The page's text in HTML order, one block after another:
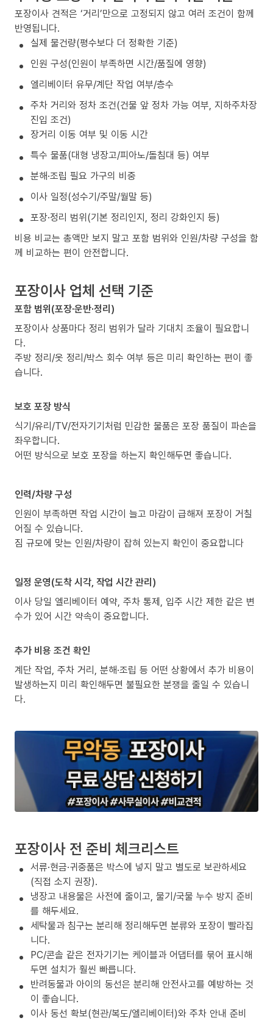
포장이사 견적은 ‘거리’만으로 고정되지 않고 여러 조건이 함께
반영됩니다.
실제 물건량(평수보다 더 정확한 기준)
인원 구성(인원이 부족하면 시간/품질에 영향)
엘리베이터 유무/계단 작업 여부/층수
주차 거리와 정차 조건(건물 앞 정차 가능 여부, 지하주차장
진입 조건)
장거리 이동 여부 및 이동 시간
특수 물품(대형 냉장고/피아노/돌침대 등) 여부
분해·조립 필요 가구의 비중
이사 일정(성수기/주말/월말 등)
포장·정리 범위(기본 정리인지, 정리 강화인지 등)
비용 비교는 총액만 보지 말고 포함 범위와 인원/차량 구성을 함
께 비교하는 편이 안전합니다.
포장이사 업체 선택 기준
포함 범위(포장·운반·정리)
포장이사 상품마다 정리 범위가 달라 기대치 조율이 필요합니
다.
주방 정리/옷 정리/박스 회수 여부 등은 미리 확인하는 편이 좋
습니다.
보호 포장 방식
식기/유리/TV/전자기기처럼 민감한 물품은 포장 품질이 파손을
좌우합니다.
어떤 방식으로 보호 포장을 하는지 확인해두면 좋습니다.
인력/차량 구성
인원이 부족하면 작업 시간이 늘고 마감이 급해져 포장이 거칠
어질 수 있습니다.
짐 규모에 맞는 인원/차량이 잡혀 있는지 확인이 중요합니다
일정 운영(도착 시각, 작업 시간 관리)
이사 당일 엘리베이터 예약, 주차 통제, 입주 시간 제한 같은 변
수가 있어 시간 약속이 중요합니다.
추가 비용 조건 확인
계단 작업, 주차 거리, 분해·조립 등 어떤 상황에서 추가 비용이
발생하는지 미리 확인해두면 불필요한 분쟁을 줄일 수 있습니
다.
포장이사 전 준비 체크리스트
서류·현금·귀중품은 박스에 넣지 말고 별도로 보관하세요
(직접 소지 권장).
냉장고 내용물은 사전에 줄이고, 물기/국물 누수 방지 준비
를 해두세요.
세탁물과 침구는 분리해 정리해두면 분류와 포장이 빨라집
니다.
PC/콘솔 같은 전자기기는 케이블과 어댑터를 묶어 표시해
두면 설치가 훨씬 빠릅니다.
반려동물과 아이의 동선은 분리해 안전사고를 예방하는 것
이 좋습니다.
이사 동선 확보(현관/복도/엘리베이터)와 주차 안내 준비